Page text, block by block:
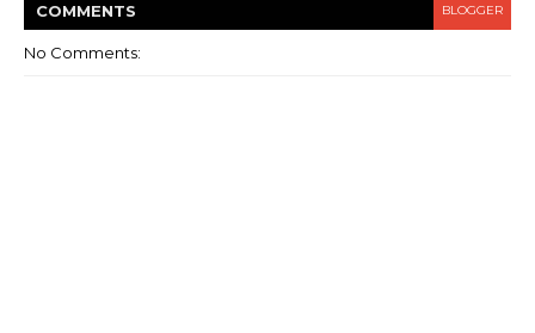
COMMENTS BLOGGER
No Comments: